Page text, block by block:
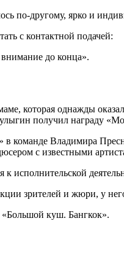
по-другому, ярко и
с контактной подачей:
до конца».
которая однажды
получил награду
в команде Владимира
с известными
исполнительской
зрителей и жюри, у
куш. Бангкок».